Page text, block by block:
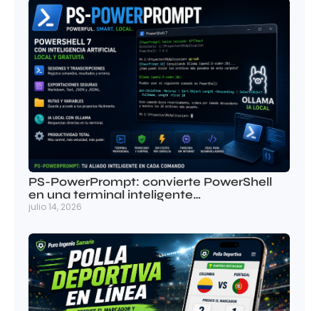
PS-PowerPrompt: convierte PowerShell
en una terminal inteligente…
julio 14, 2026